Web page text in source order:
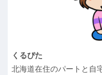
くるぴた
北海道在住のパートと自